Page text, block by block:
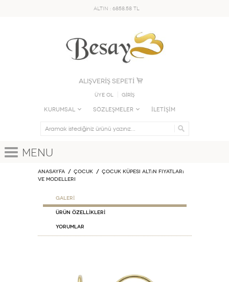
ALTIN : 6858.58 TL
ALIŞVERİŞ SEPETİ
Üye Ol GİRİŞ
KURUMSAL SÖZLEŞMELER İLETİŞİM
Menu
Anasayfa ÇOCUK
Çocuk Küpesi Altın Fiyatları
ve Modelleri
GALERİ
ÜRÜN ÖZELLİKLERİ
Yorumlar